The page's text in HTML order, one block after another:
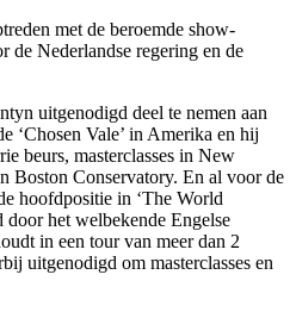
met de beroemde show-
de Nederlandse regering en de
uitgenodigd deel te nemen aan
‘Chosen Vale’ in Amerika en hij
beurs, masterclasses in New
Boston Conservatory. En al voor de
hoofdpositie in ‘The World
door het welbekende Engelse
in een tour van meer dan 2
uitgenodigd om masterclasses en